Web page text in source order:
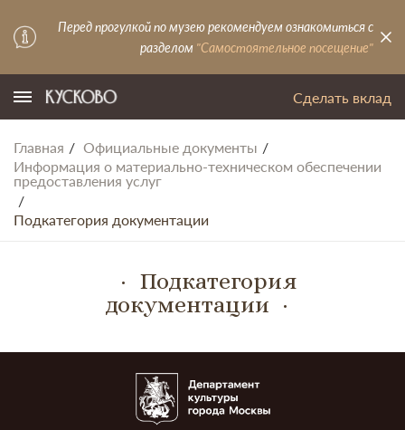
Перед прогулкой по музею рекомендуем ознакомиться с
разделом "Самостоятельное посещение"
Сделать вклад
Главная
Официальные документы
Информация о материально-техническом обеспечении
предоставления услуг
Подкатегория документации
Подкатегория
документации